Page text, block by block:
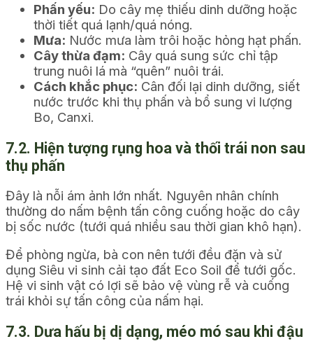
Phấn yếu: Do cây mẹ thiếu dinh dưỡng hoặc
thời tiết quá lạnh/quá nóng.
Mưa: Nước mưa làm trôi hoặc hỏng hạt phấn.
Cây thừa đạm: Cây quá sung sức chỉ tập
trung nuôi lá mà “quên” nuôi trái.
Cách khắc phục: Cân đối lại dinh dưỡng, siết
nước trước khi thụ phấn và bổ sung vi lượng
Bo, Canxi.
7.2. Hiện tượng rụng hoa và thối trái non sau
thụ phấn
Đây là nỗi ám ảnh lớn nhất. Nguyên nhân chính
thường do nấm bệnh tấn công cuống hoặc do cây
bị sốc nước (tưới quá nhiều sau thời gian khô hạn).
Để phòng ngừa, bà con nên tưới đều đặn và sử
dụng Siêu vi sinh cải tạo đất Eco Soil để tưới gốc.
Hệ vi sinh vật có lợi sẽ bảo vệ vùng rễ và cuống
trái khỏi sự tấn công của nấm hại.
7.3. Dưa hấu bị dị dạng, méo mó sau khi đậu